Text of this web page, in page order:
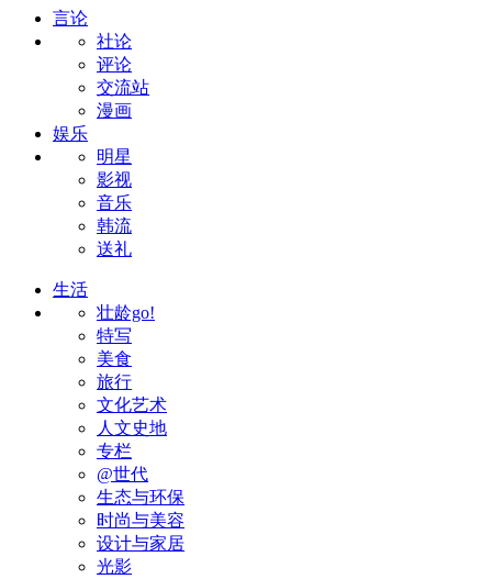
言论
社论
评论
交流站
漫画
娱乐
明星
影视
音乐
韩流
送礼
生活
壮龄go!
特写
美食
旅行
文化艺术
人文史地
专栏
@世代
生态与环保
时尚与美容
设计与家居
光影